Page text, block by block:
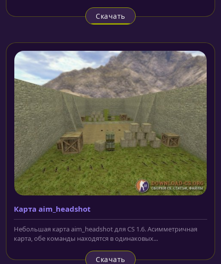
Скачать
Карта aim_headshot
Небольшая карта aim_headshot для CS 1.6. Асимметричная
карта, обе команды находятся в одинаковых...
Скачать